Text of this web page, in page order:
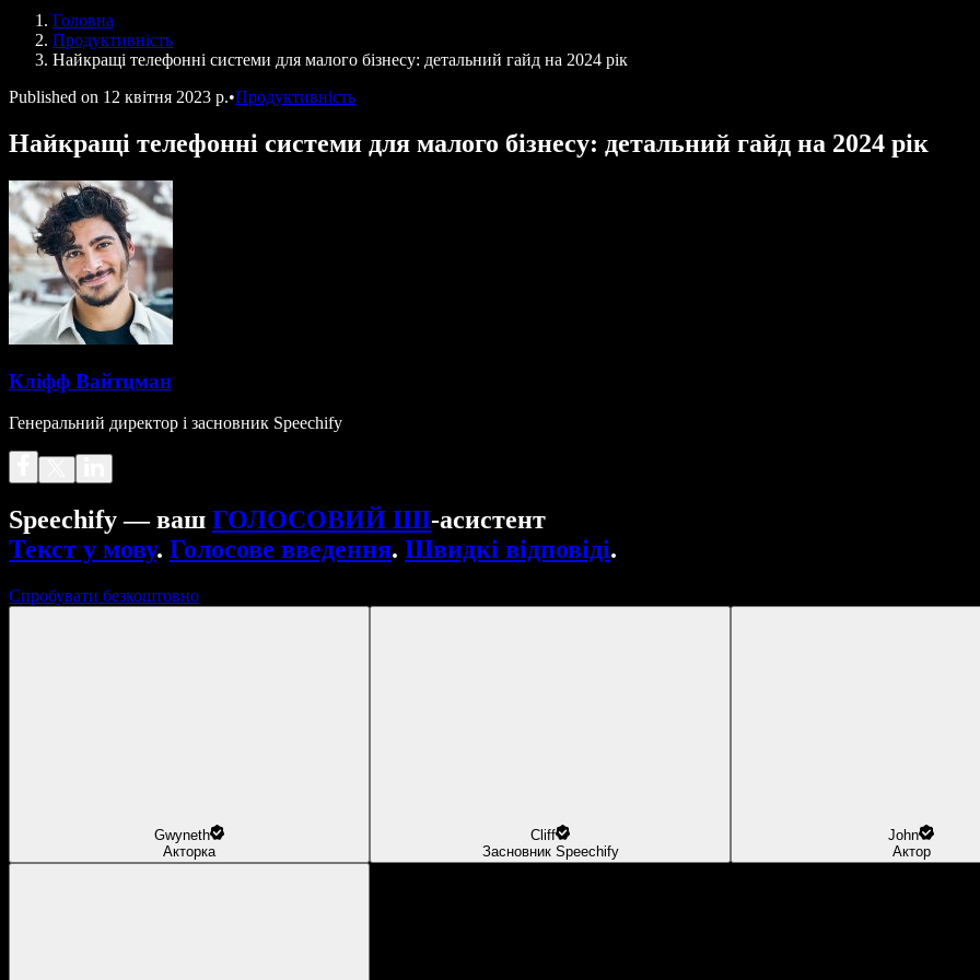
Speechify для розробників
Головна
Продуктивність
Найкращі телефонні системи для малого бізнесу: детальний гайд на 2024 рік
Published on 12 квітня 2023 р.•Продуктивність
Найкращі телефонні системи для малого бізнесу: детальний гайд на 2024 рік
Кліфф Вайтцман
Генеральний директор і засновник Speechify
Speechify — ваш ГОЛОСОВИЙ ШІ-асистент
Текст у мову. Голосове введення. Швидкі відповіді.
Спробувати безкоштовно
Gwyneth
Акторка
Cliff
Засновник Speechify
John
Актор